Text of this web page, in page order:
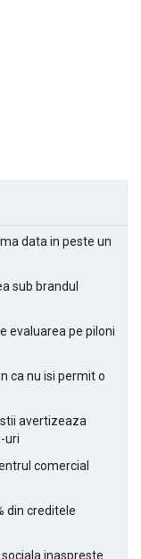
data in peste un
sub brandul
evaluarea pe piloni
ca nu isi permit o
avertizeaza
uri
comercial
din creditele
inaspreste